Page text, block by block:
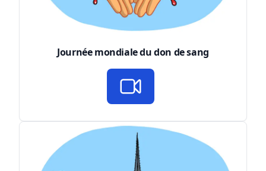
Journée mondiale du don de sang